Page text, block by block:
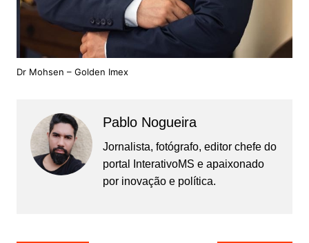
Dr Mohsen – Golden Imex
Pablo Nogueira
Jornalista, fotógrafo, editor chefe do
portal InterativoMS e apaixonado
por inovação e política.